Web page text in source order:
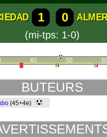
1 0
(mi-tps: 1-0)
40 50
BUTEURS
(45+4e)